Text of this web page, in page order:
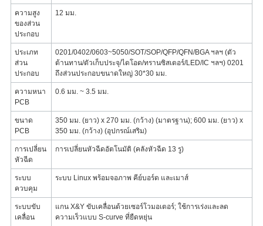
ความสูง
ของส่วน
ประกอบ
12 มม.
ประเภท
ส่วน
ประกอบ
0201/0402/0603~5050/SOT/SOP/QFP/QFN/BGA ฯลฯ (ตัว
ต้านทาน/ตัวเก็บประจุ/ไดโอด/ทรานซิสเตอร์/LED/IC ฯลฯ) 0201
ถึงส่วนประกอบขนาดใหญ่ 30*30 มม.
ความหนา
PCB
0.6 มม. ~ 3.5 มม.
ขนาด
PCB
350 มม. (ยาว) x 270 มม. (กว้าง) (มาตรฐาน); 600 มม. (ยาว) x
350 มม. (กว้าง) (อุปกรณ์เสริม)
การเปลี่ยน
หัวฉีด
การเปลี่ยนหัวฉีดอัตโนมัติ (คลังหัวฉีด 13 รู)
ระบบ
ควบคุม
ระบบ Linux พร้อมจอภาพ คีย์บอร์ด และเมาส์
ระบบขับ
เคลื่อน
แกน X&Y ขับเคลื่อนด้วยเซอร์โวมอเตอร์; ใช้การเร่งและลด
ความเร็วแบบ S-curve ที่ยืดหยุ่น